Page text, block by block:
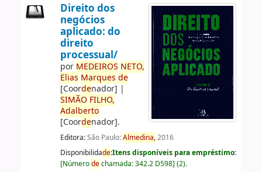
Direito dos
negócios
aplicado: do
direito
processual/
por MEDEIROS NETO,
Elias Marques de
[Coordenador] |
SIMÃO FILHO,
Adalberto
[Coordenador].
Editora:São Paulo:Almedina,2016
Disponibilidade:Itens disponíveis para empréstimo:
[Númerodechamada:342.2 D598] (2).